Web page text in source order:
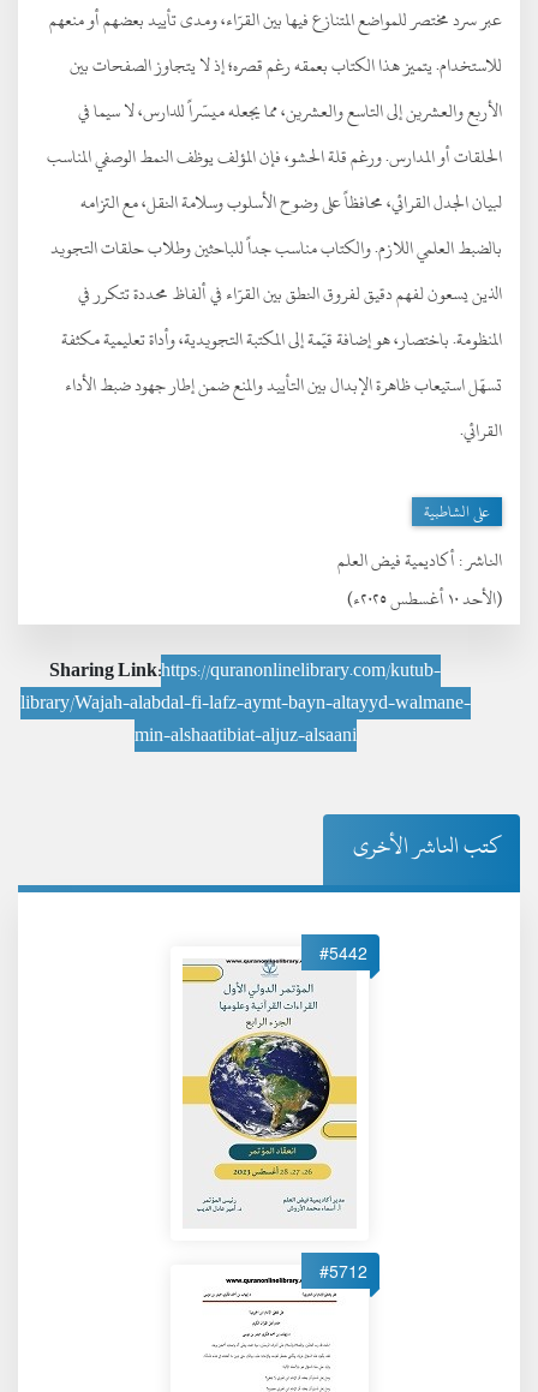
(الأحد ١٠ أغسطس ٢٠٢٥ء)
الناشر :أكاديمية فيض العلم
عبر سرد مختصر للمواضع المتنازع فيها بين القرّاء، ومدى تأييد بعضهم أو منعهم
للاستخدام. يتميز هذا الكتاب بعمقه رغم قصره؛ إذ لا يتجاوز الصفحات بين
الأربع والعشرين إلى التاسع والعشرين، مما يجعله ميسّراً للدارس، لا سيما في
الحلقات أو المدارس. ورغم قلة الحشو، فإن المؤلف يوظف النمط الوصفي المناسب
لبيان الجدل القرائي، محافظاً على وضوح الأسلوب وسلامة النقل، مع التزامه
بالضبط العلمي اللازم. والكتاب مناسب جداً للباحثين وطلاب حلقات التجويد
الذين يسعون لفهم دقيق لفروق النطق بين القرّاء في ألفاظ محددة تتكرر في
المنظومة. باختصار، هو إضافة قيّمة إلى المكتبة التجويدية، وأداة تعليمية مكثفة
تسهّل استيعاب ظاهرة الإبدال بين التأييد والمنع ضمن إطار جهود ضبط الأداء
القرائي.
على الشاطبية
Sharing Link:https://quranonlinelibrary.com/kutub-
library/Wajah-alabdal-fi-lafz-aymt-bayn-altayyd-walmane-
min-alshaatibiat-aljuz-alsaani
كتب الناشر الأخرى
#5442
#5712